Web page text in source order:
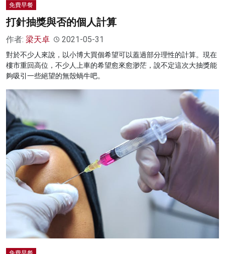
免費早餐
打針抽獎與否的個人計算
作者: 梁天卓 2021-05-31
對於不少人來說，以小博大買個希望可以蓋過部分理性的計算。現在
樓市重回高位，不少人上車的希望愈來愈渺茫，說不定這次大抽獎能
夠吸引一些絕望的無殼蝸牛吧。